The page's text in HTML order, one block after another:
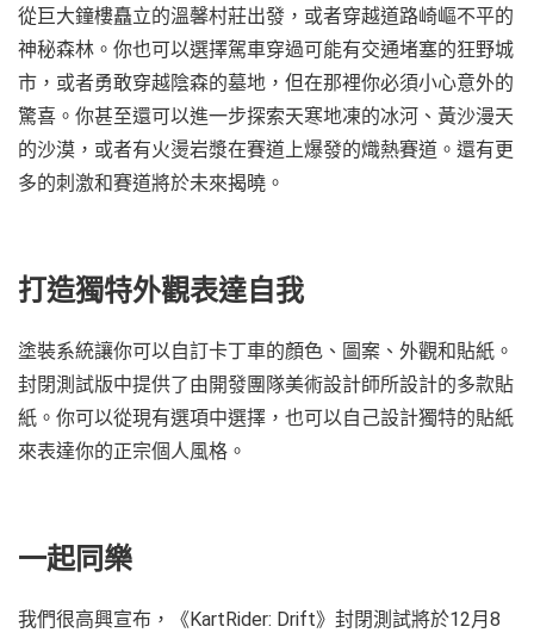
從巨大鐘樓矗立的溫馨村莊出發，或者穿越道路崎嶇不平的
神秘森林。你也可以選擇駕車穿過可能有交通堵塞的狂野城
市，或者勇敢穿越陰森的墓地，但在那裡你必須小心意外的
驚喜。你甚至還可以進一步探索天寒地凍的冰河、黃沙漫天
的沙漠，或者有火燙岩漿在賽道上爆發的熾熱賽道。還有更
多的刺激和賽道將於未來揭曉。
打造獨特外觀表達自我
塗裝系統讓你可以自訂卡丁車的顏色、圖案、外觀和貼紙。
封閉測試版中提供了由開發團隊美術設計師所設計的多款貼
紙。你可以從現有選項中選擇，也可以自己設計獨特的貼紙
來表達你的正宗個人風格。
一起同樂
我們很高興宣布，《KartRider: Drift》封閉測試將於12月8